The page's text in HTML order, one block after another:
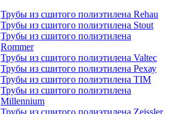
Трубы из сшитого полиэтилена Rehau
Трубы из сшитого полиэтилена Stout
Трубы из сшитого полиэтилена
Rommer
Трубы из сшитого полиэтилена Valtec
Трубы из сшитого полиэтилена Рехау
Трубы из сшитого полиэтилена TIM
Трубы из сшитого полиэтилена
Millennium
Трубы из сшитого полиэтилена Zeissler